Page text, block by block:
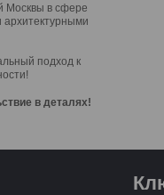
Москвы в сфере
подход к
в деталях!